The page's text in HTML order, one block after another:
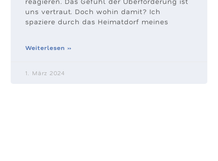
uns vertraut. Doch wohin damit? Ich
spaziere durch das Heimatdorf meines
Weiterlesen »
1. März 2024